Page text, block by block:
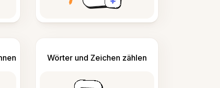
Wörter und Zeichen zählen